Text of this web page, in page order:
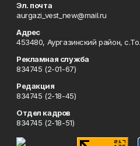
Эл. почта
aurgazi_vest_new@mail.ru
Адрес
453480, Аургазинский район,
Рекламная служба
834745 (2-01-67)
Редакция
834745 (2-18-45)
Отдел кадров
834745 (2-18-51)